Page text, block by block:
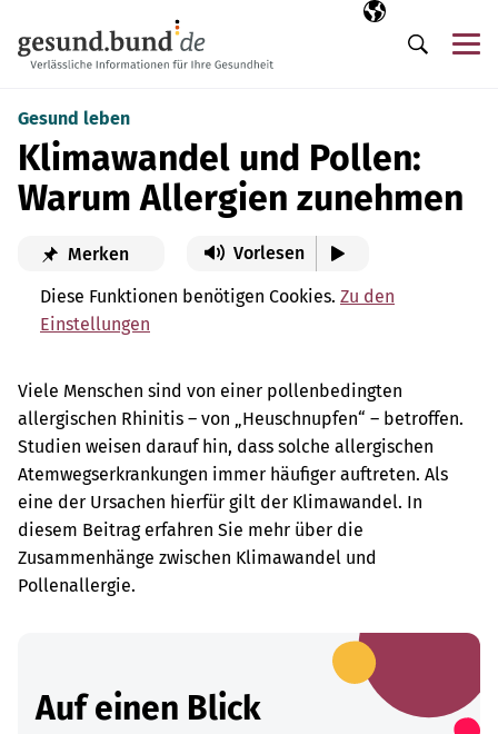
Ausgewählte
DE
Suche
Gesund leben
Klimawandel und Pollen:
Warum Allergien zunehmen
Merken Vorlesen
Diese Funktionen benötigen Cookies. Zu den
Einstellungen
Viele Menschen sind von einer pollenbedingten
allergischen Rhinitis – von „Heuschnupfen“ – betroffen.
Studien weisen darauf hin, dass solche allergischen
Atemwegserkrankungen immer häufiger auftreten. Als
eine der Ursachen hierfür gilt der Klimawandel. In
diesem Beitrag erfahren Sie mehr über die
Zusammenhänge zwischen Klimawandel und
Pollenallergie.
Auf einen Blick